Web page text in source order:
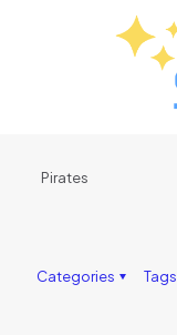
Pirates
Categories Tags